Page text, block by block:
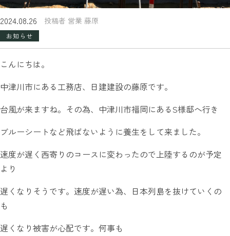
2024.08.26 投稿者 営業 藤原
お知らせ
こんにちは。
中津川市にある工務店、日建建設の藤原です。
台風が来ますね。その為、中津川市福岡にあるS様邸へ行き
ブルーシートなど飛ばないように養生をして来ました。
速度が遅く西寄りのコースに変わったので上陸するのが予定
より
遅くなりそうです。速度が遅い為、日本列島を抜けていくの
も
遅くなり被害が心配です。何事も